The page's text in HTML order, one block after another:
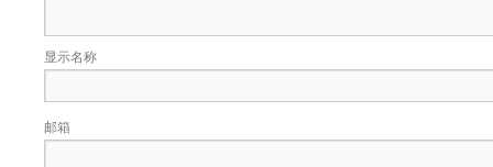
显示名称
邮箱